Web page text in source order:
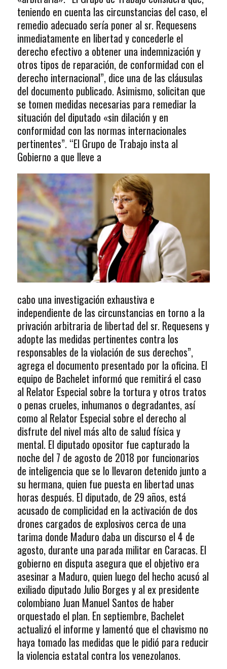
teniendo en cuenta las circunstancias del caso, el
remedio adecuado sería poner al sr. Requesens
inmediatamente en libertad y concederle el
derecho efectivo a obtener una indemnización y
otros tipos de reparación, de conformidad con el
derecho internacional”, dice una de las cláusulas
del documento publicado. Asimismo, solicitan que
se tomen medidas necesarias para remediar la
situación del diputado «sin dilación y en
conformidad con las normas internacionales
pertinentes”. “El Grupo de Trabajo insta al
Gobierno a que lleve a
cabo una investigación exhaustiva e
independiente de las circunstancias en torno a la
privación arbitraria de libertad del sr. Requesens y
adopte las medidas pertinentes contra los
responsables de la violación de sus derechos”,
agrega el documento presentado por la oficina. El
equipo de Bachelet informó que remitirá el caso
al Relator Especial sobre la tortura y otros tratos
o penas crueles, inhumanos o degradantes, así
como al Relator Especial sobre el derecho al
disfrute del nivel más alto de salud física y
mental. El diputado opositor fue capturado la
noche del 7 de agosto de 2018 por funcionarios
de inteligencia que se lo llevaron detenido junto a
su hermana, quien fue puesta en libertad unas
horas después. El diputado, de 29 años, está
acusado de complicidad en la activación de dos
drones cargados de explosivos cerca de una
tarima donde Maduro daba un discurso el 4 de
agosto, durante una parada militar en Caracas. El
gobierno en disputa asegura que el objetivo era
asesinar a Maduro, quien luego del hecho acusó al
exiliado diputado Julio Borges y al ex presidente
colombiano Juan Manuel Santos de haber
orquestado el plan. En septiembre, Bachelet
actualizó el informe y lamentó que el chavismo no
haya tomado las medidas que le pidió para reducir
la violencia estatal contra los venezolanos.